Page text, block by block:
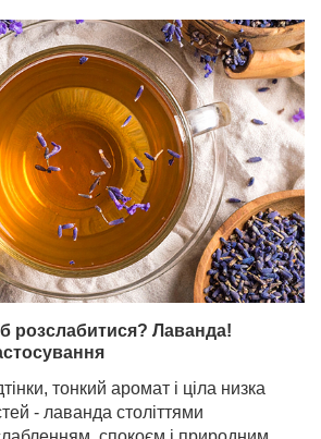
розслабитися? Лаванда!
тонкий аромат і ціла низка
- лаванда століттями